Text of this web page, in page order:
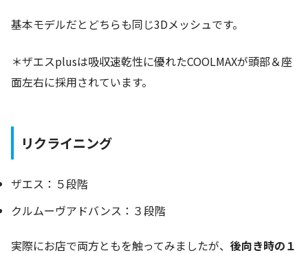
基本モデルだとどちらも同じ3Dメッシュです。
＊ザエスplusは吸収速乾性に優れたCOOLMAXが頭部＆座
面左右に採用されています。
リクライニング
ザエス：５段階
クルムーヴアドバンス：３段階
実際にお店で両方ともを触ってみましたが、 後向き時の１